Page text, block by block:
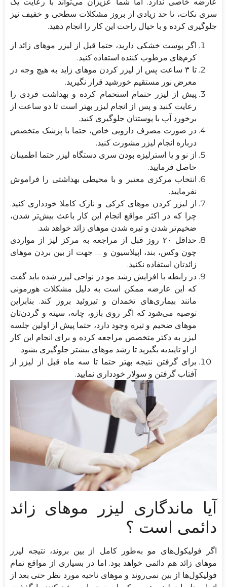
سری نکات، تا حد زیادی از بروز مشکلات سطحی و خفیف نیز
جلوگیری کرده و با خیال راحت این کار را انجام دهید.
اگر پوست خشکی دارید، حتما قبل از لیزر موهای زائد از
کرم‌های مرطوب کننده استفاده کنید.
تا ۳ ساعت پس از لیزر کردن موهای زاید به هیچ وجه در
معرض نور مستقیم خورشید قرار نگیرید.
پیش از لیزر حتمام استحمام کرده و بهداشت فردی را
رعایت کنید و پس از انجام لیزر بهتر است تا دو ساعت از
برخورد آب با پوستتان جلوگیری کنید.
در صورت مصرف دارویی خاص، حتما با پزشک متخصص
درباره انجام لیزر مشورت کنید.
از نو و یا استرلیزه بودن سری دستگاه لیزر حتما اطمینان
حاصل فرمایید.
انتخاب مرکزی معتبر و با محیطی بهداشتی را فراموش
نفرمایید.
از لیزر کردن موهای کرکی و نازک کاملا خودداری کنید.
چرا که در اکثر مواقع انجام این کار باعث بیش‌تر شدن‌،
ضخیم‌تر شدن و تیره شدن موهای زائد خواهد شد.
حداقل ۲۰ روز قبل از مراجعه به مرکز لیز از مواردی
چون وکس، بند، اپیلاسیون و … جهت از بین بردن موهای
زائدتان استفاده نکنید.
در رابطه با افزایش رشد مو در نواحی لیزر شده باید گفت
که این عارضه ممکن است به دلیل مشکلات هورمونی
مانند بیماری‌های تخمدان و تیروئید بروز کند. بنابراین
توصیه می‌شود که اگر روی بازو، چانه، سینه و گردن‌تان
موهای ضخیم و تیره وجود دارد، حتما پیش از اولین جلسه
لیزر به دکتر متخصص مراجعه کرده و برای انجام این کار
از او تاییدیه بگیرید تا رشد موهای بیشتر جلوگیری بشود.
برای گرفتن نتیجه بهتر حتما تا سه ماه قبل از لیزر از
آفتاب گرفتن و سولار خودداری نمایید.
آیا ماندگاری لیزر موهای زائد
دائمی است ؟
اگر فولیکول‌های مو به‌طور کامل از بین بروند، نتیجه لیزر
موهای زائد هم دائمی خواهد بود. اما در بسیاری از مواقع تمام
فولیکول‌ها از بین نمی‌روند و موهای ناحیه مورد نظر حتی بعد از